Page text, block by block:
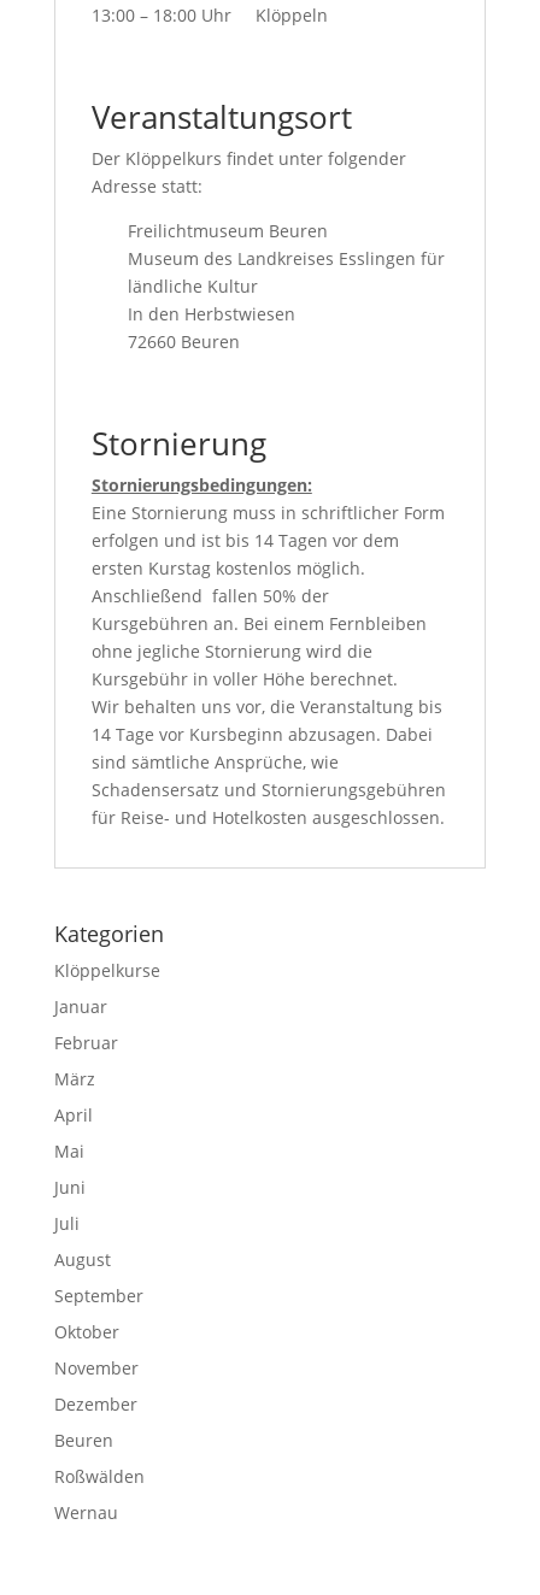
13:00 – 18:00 Uhr Klöppeln
Veranstaltungsort
Der Klöppelkurs findet unter folgender
Adresse statt:
Freilichtmuseum Beuren
Museum des Landkreises Esslingen für
ländliche Kultur
In den Herbstwiesen
72660 Beuren
Stornierung
Stornierungsbedingungen:
Eine Stornierung muss in schriftlicher Form
erfolgen und ist bis 14 Tagen vor dem
ersten Kurstag kostenlos möglich.
Anschließend fallen 50% der
Kursgebühren an. Bei einem Fernbleiben
ohne jegliche Stornierung wird die
Kursgebühr in voller Höhe berechnet.
Wir behalten uns vor, die Veranstaltung bis
14 Tage vor Kursbeginn abzusagen. Dabei
sind sämtliche Ansprüche, wie
Schadensersatz und Stornierungsgebühren
für Reise- und Hotelkosten ausgeschlossen.
Kategorien
Klöppelkurse
Januar
Februar
März
April
Mai
Juni
Juli
August
September
Oktober
November
Dezember
Beuren
Roßwälden
Wernau